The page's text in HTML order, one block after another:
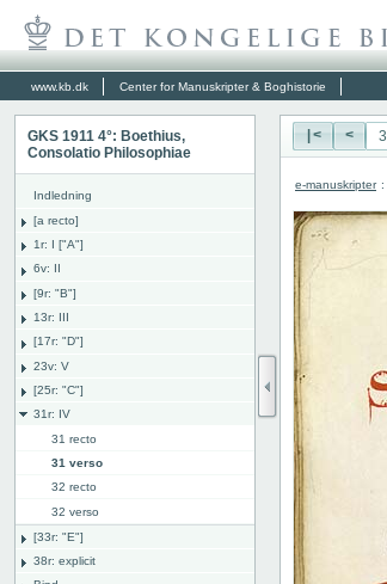
www.kb.dk Center for Manuskripter & Boghistorie
GKS 1911 4°: Boethius,
Consolatio Philosophiae
Indledning
[a recto]
1r: I ["A"]
6v: II
[9r: "B"]
13r: III
[17r: "D"]
23v: V
[25r: "C"]
31r: IV
31 recto
31 verso
32 recto
32 verso
[33r: "E"]
38r: explicit
|< <
e-manuskripter :